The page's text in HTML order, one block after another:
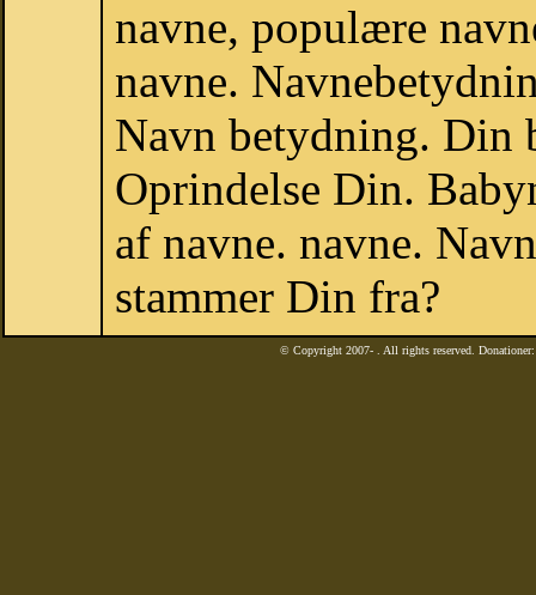
navne, populære
navne.
Navn betydning. Din
Oprindelse Din.
af navne. navne.
stammer Din fra?
© Copyright 2007- . All rights reserved.